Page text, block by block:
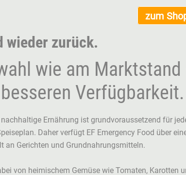
zum
wieder zurück.
wie am
Verfügbarkeit.
Ernährung ist grundvoraussetzend für
Daher verfügt EF Emergency Food über
an Gerichten und Grundnahrungsmitteln.
von heimischem Gemüse wie Tomaten, Karotten